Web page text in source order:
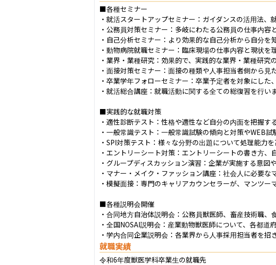
■各種セミナー
・就活スタートアップセミナー：ガイダンスの活用法、
・公務員対策セミナー：多岐にわたる公務員の仕事内容
・自己分析セミナー：より効果的な自己分析から自分を
・動物病院就職セミナー：臨床現場の仕事内容と現状を
・業界・業種研究：効果的で、実践的な業界・業種研究
・面接対策セミナー：面接の種類や人事担当者側から見
・卒業学年フォローセミナー：卒業予定者を対象にした
・就活総合講座：就職活動に関する全ての総復習を行いま
■実践的な就職対策
・適性診断テスト：性格や適性など自分の内面を把握す
・一般常識テスト：一般常識試験の傾向と対策やWEB試
・SPI対策テスト：様々な分野の出題について処理能力を
・エントリーシート対策：エントリーシートの書き方、
・グループディスカッション演習：企業が実施する意図
・マナー・メイク・ファッション講座：社会人に必要
・模擬面接：専門のキャリアカウンセラーが、マンツー
■各種説明会開催
・合同地方自治体説明会：公務員獣医師、畜産技術職、
・全国NOSAI説明会：産業動物獣医師について、各都道
・学内合同企業説明会：各業界から人事採用担当者を招
就職実績
令和6年度獣医学科卒業生の就職先